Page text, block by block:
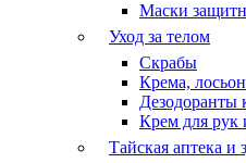
Маски
Уход за телом
Скрабы
Крема,
Дезодоранты
Крем для рук
Тайская аптека и